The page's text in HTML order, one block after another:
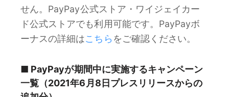
せん。PayPay公式ストア・ワイジェイカー
ド公式ストアでも利用可能です。PayPayボ
ーナスの詳細はこちら をご確認ください。
■ PayPayが期間中に実施するキャンペーン
一覧（2021年6月8日プレスリリースからの